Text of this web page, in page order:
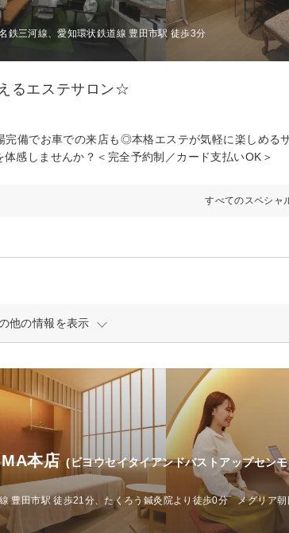
鉄三河線、愛知環状鉄道線 豊田市駅 徒歩3分
るエステサロン☆
完備でお車での来店も◎本格エステが気軽に楽しめる
感しませんか？＜完全予約制／カード支払いOK＞
すべてのスペシャ
他の情報を表示
本店 (ビヨウセイタイアンドバストアップセン
豊田市駅 徒歩21分、たくろう鍼灸院より徒歩0分 メグリア朝